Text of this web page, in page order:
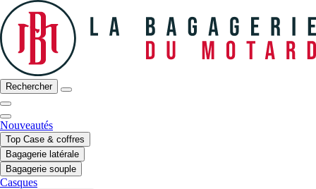
Rechercher
Nouveautés
Top Case & coffres
Bagagerie latérale
Bagagerie souple
Casques